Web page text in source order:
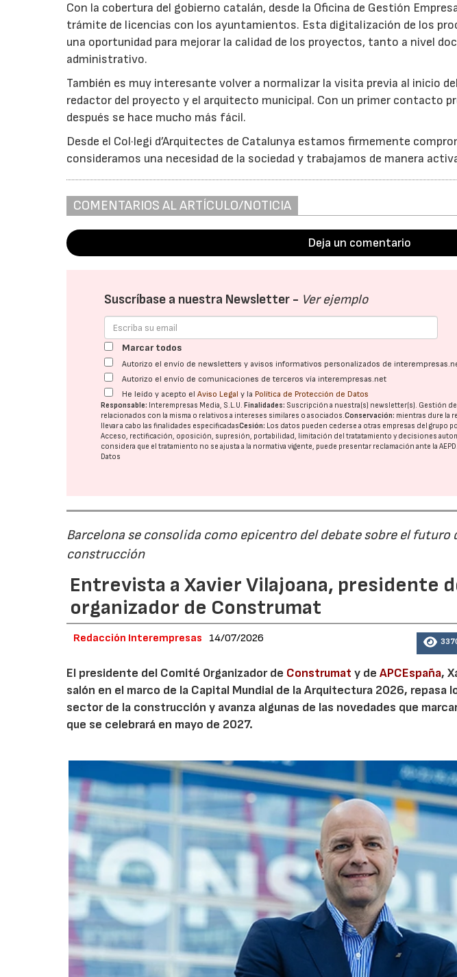
Con la cobertura del gobierno catalán, desde la Oficina de Gestión
trámite de licencias con los ayuntamientos. Esta digitalización de los
una oportunidad para mejorar la calidad de los proyectos, tanto a nivel
administrativo.
También es muy interesante volver a normalizar la visita previa al inicio
redactor del proyecto y el arquitecto municipal. Con un primer contacto
después se hace mucho más fácil.
Desde el Col·legi d’Arquitectes de Catalunya estamos firmemente
consideramos una necesidad de la sociedad y trabajamos de manera
COMENTARIOS AL ARTÍCULO/NOTICIA
Deja un comentario
Suscríbase a nuestra Newsletter - Ver ejemplo
Marcar todos
Autorizo el envío de newsletters y avisos informativos personalizados de
Autorizo el envío de comunicaciones de terceros vía interempresas.net
He leído y acepto elAviso Legal y la Política de Protección de Datos
Responsable: Interempresas Media, S.L.U. Finalidades: Suscripción a nuestra(s) newsletter(s). Gestión
relacionados con la misma o relativos a intereses similares o asociados.Conservación: mientras dure la
llevar a cabo las finalidades especificadasCesión: Los datos pueden cederse a otras empresas del grupo
Acceso, rectificación, oposición, supresión, portabilidad, limitación del tratatamiento y decisiones
considera que el tratamiento no se ajusta a la normativa vigente, puede presentar reclamación ante laAEPD
Datos
Barcelona se consolida como epicentro del debate sobre el futuro
construcción
Entrevista a Xavier Vilajoana, presidente
organizador de Construmat
Redacción Interempresas 14/07/2026
El presidente del Comité Organizador de Construmaty deAPCEspaña,
salón en el marco de la Capital Mundial de la Arquitectura 2026,
sector de la construcción y avanza algunas de las novedades que
que se celebrará en mayo de 2027.